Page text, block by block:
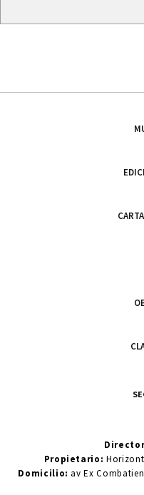
Propietario:
Domicilio: av Ex